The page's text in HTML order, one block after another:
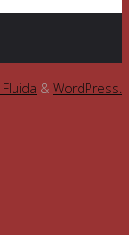
Fluida & WordPress.